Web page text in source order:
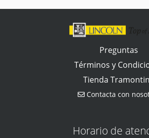
Preguntas
Términos y
Tienda
Contacta con
Horario de